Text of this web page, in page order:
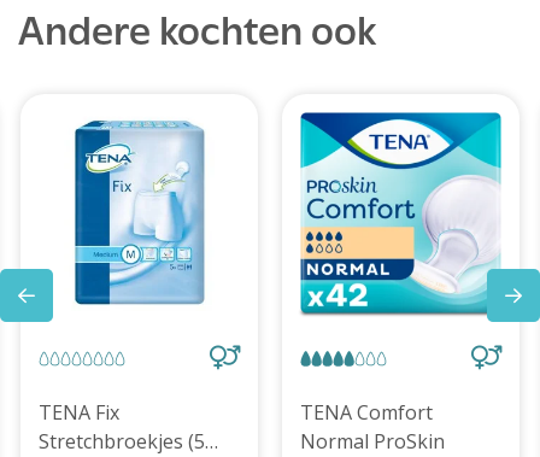
Andere kochten ook
TENA Fix
Stretchbroekjes (5
TENA Comfort
Normal ProSkin